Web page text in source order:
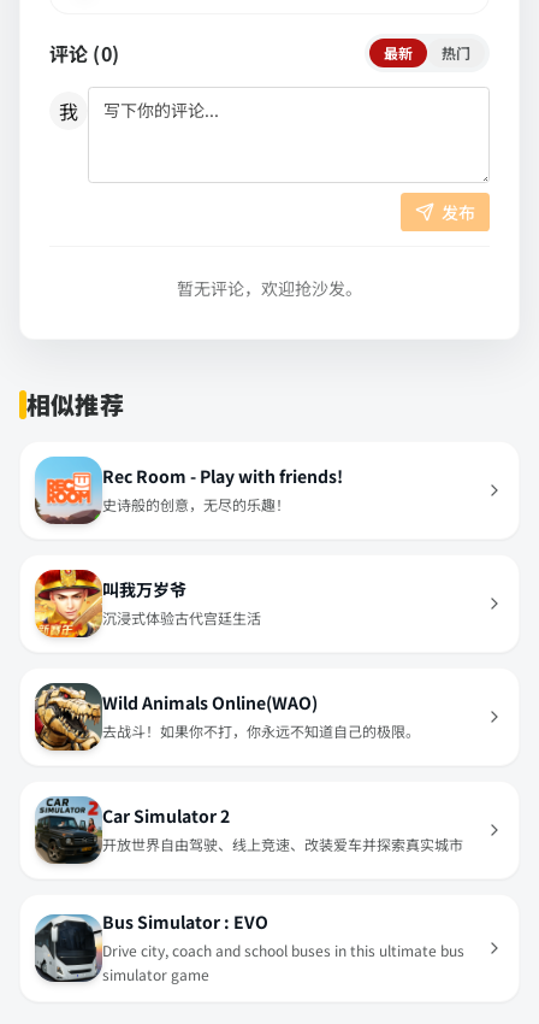
评论 (0) 最新 热门
我
发布
暂无评论，欢迎抢沙发。
相似推荐
Rec Room - Play with friends!
史诗般的创意，无尽的乐趣！
叫我万岁爷
沉浸式体验古代宫廷生活
Wild Animals Online(WAO)
去战斗！如果你不打，你永远不知道自己的极限。
Car Simulator 2
开放世界自由驾驶、线上竞速、改装爱车并探索真实城市
Bus Simulator : EVO
Drive city, coach and school buses in this ultimate bus
simulator game